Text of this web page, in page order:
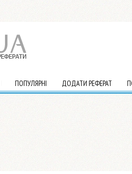
ПОПУЛЯРНІ ДОДАТИ РЕФЕРАТ